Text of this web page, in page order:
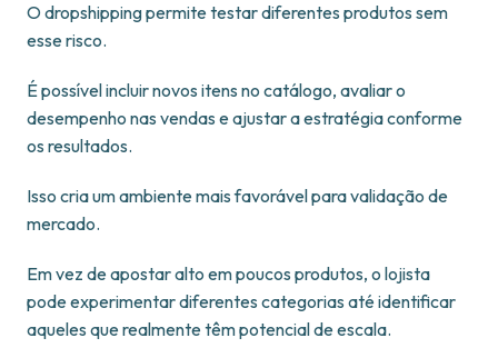
O dropshipping permite testar diferentes produtos sem
esse risco.
É possível incluir novos itens no catálogo, avaliar o
desempenho nas vendas e ajustar a estratégia conforme
os resultados.
Isso cria um ambiente mais favorável para validação de
mercado.
Em vez de apostar alto em poucos produtos, o lojista
pode experimentar diferentes categorias até identificar
aqueles que realmente têm potencial de escala.